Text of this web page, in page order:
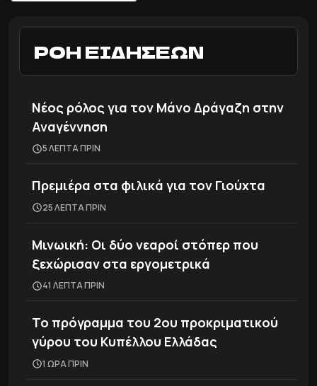
ΡΟΗ ΕΙΔΗΣΕΩΝ
Νέος ρόλος για τον Μάνο Δράγαζη στην
Αναγέννηση
5 ΛΕΠΤΑ ΠΡΙΝ
Πρεμιέρα στα φιλικά για τον Γιούχτα
25 ΛΕΠΤΑ ΠΡΙΝ
Μινωική: Οι δύο νεαροί στόπερ που
ξεχώρισαν στα εργομετρικά
41 ΛΕΠΤΑ ΠΡΙΝ
Το πρόγραμμα του 2ου προκριματικού
γύρου του Κυπέλλου Ελλάδας
1 ΩΡΑ ΠΡΙΝ